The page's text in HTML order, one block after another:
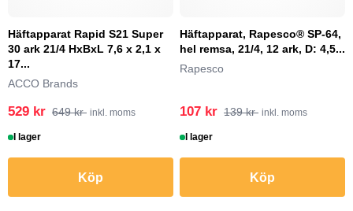
Häftapparat Rapid S21 Super
30 ark 21/4 HxBxL 7,6 x 2,1 x
17...
ACCO Brands
529 kr 649 kr inkl. moms
I lager
Köp
Häftapparat, Rapesco® SP-64,
hel remsa, 21/4, 12 ark, D: 4,5...
Rapesco
107 kr 139 kr inkl. moms
I lager
Köp